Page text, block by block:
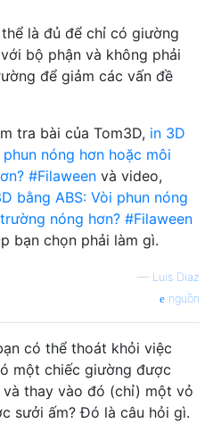
là đủ để chỉ có giường
bộ phận và không phải
để giảm các vấn đề
tra bài của Tom3D, in 3D
phun nóng hơn hoặc môi
#Filaween và video,
bằng ABS: Vòi phun nóng
nóng hơn? #Filaween
bạn chọn phải làm gì.
— Luis Diaz
nguồn
có thể thoát khỏi việc
một chiếc giường được
và thay vào đó (chỉ) một vỏ
sưởi ấm? Đó là câu hỏi gì.